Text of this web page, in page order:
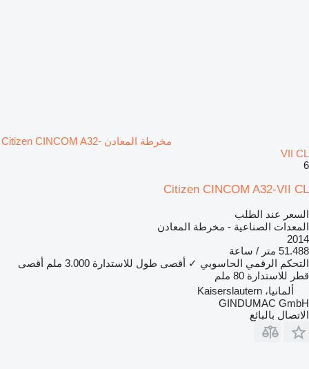
مخرطة المعادن Citizen CINCOM A32-
VII CL
6
Citizen CINCOM A32-VII CL
السعر عند الطلب
المعدات الصناعية - مخرطة المعادن
2014
51.488 متر / ساعة
التحكم الرقمي الحاسوبي ✓ أقصى طول للاستدارة 3.000 ملم
أقصى
قطر للاستدارة 80 ملم
ألمانيا، Kaiserslautern
GINDUMAC GmbH
الاتصال بالبائع